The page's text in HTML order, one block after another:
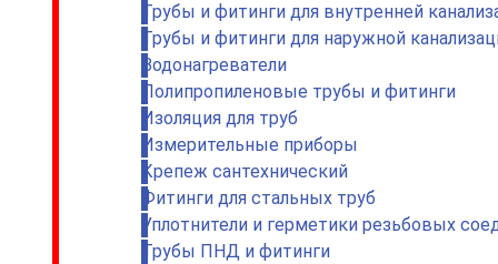
Трубы и фитинги для внутренней
Трубы и фитинги для наружной
Водонагреватели
Полипропиленовые трубы и фитинги
Изоляция для труб
Измерительные приборы
Крепеж сантехнический
Фитинги для стальных труб
Уплотнители и герметики резьбовых
Трубы ПНД и фитинги